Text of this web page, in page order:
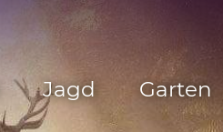
Jagd Garten